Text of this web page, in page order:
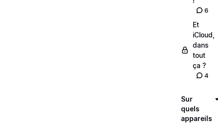
6
Et
iCloud,
dans
tout
ça ?
4
Sur
quels
appareils